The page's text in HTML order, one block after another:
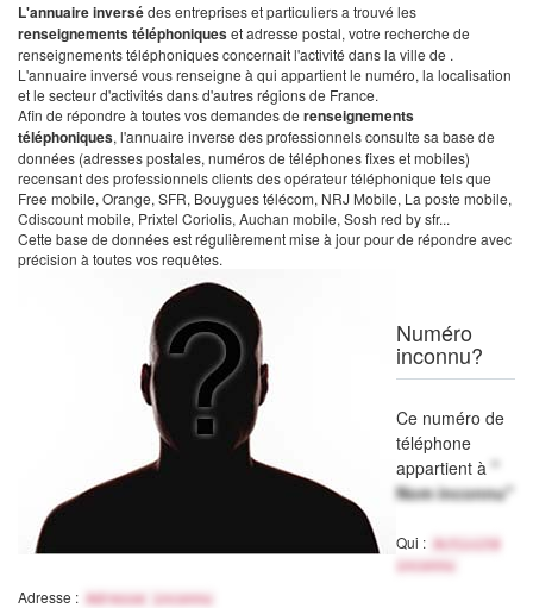
L'annuaire inversédes entreprises et particuliers a trouvé les
renseignements téléphoniqueset adresse postal, votre recherche de
renseignements téléphoniques concernait l'activité dans la ville de .
L'annuaire inversé vous renseigne à qui appartient le numéro, la localisation
et le secteur d'activités dans d'autres régions de France.
Afin de répondre à toutes vos demandes de renseignements
téléphoniques, l'annuaire inverse des professionnels consulte sa base de
données (adresses postales, numéros de téléphones fixes et mobiles)
recensant des professionnels clients des opérateur téléphonique tels que
Free mobile, Orange, SFR, Bouygues télécom, NRJ Mobile, La poste mobile,
Cdiscount mobile, Prixtel Coriolis, Auchan mobile, Sosh red by sfr...
Cette base de données est régulièrement mise à jour pour de répondre avec
précision à toutes vos requêtes.
Numéro
inconnu?
Ce numéro de
téléphone
appartient à "
Nom inconnu"
Qui :
Activité
inconnu
Adresse : Adresse inconnu